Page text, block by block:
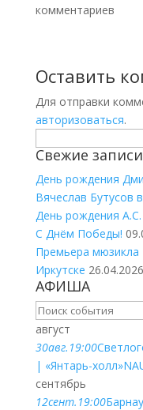
комментариев
Оставить
Для отправки
авторизоваться.
Свежие записи
День рождения
Вячеслав Бутусов
День рождения
С Днём Победы!
Премьера мюзикла
Иркутске 26.04.2026
АФИША
август
30авг. 19:00
| «Янтарь-холл»
сентябрь
12сент. 19:00